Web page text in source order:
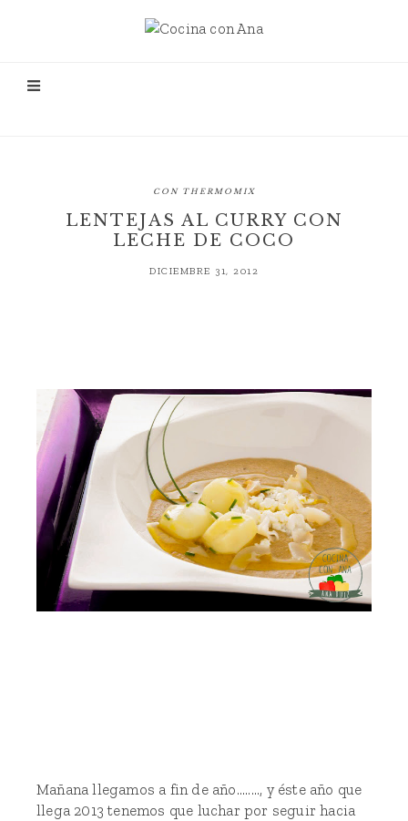
CON THERMOMIX
LENTEJAS AL CURRY CON
LECHE DE COCO
DICIEMBRE 31, 2012
Mañana llegamos a fin de año........, y éste año que
llega 2013 tenemos que luchar por seguir hacia